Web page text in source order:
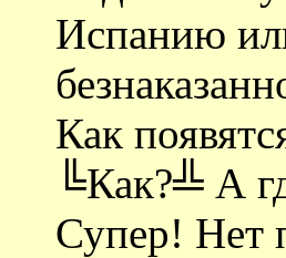
Испанию
Как
╚Как?╩ А
Супер! Нет